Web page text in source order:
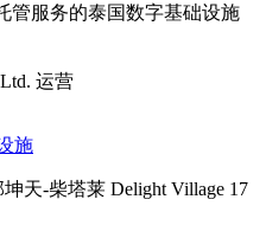
管服务的泰国数字基础设施
运营
施
天-柴塔莱 Delight Village 17